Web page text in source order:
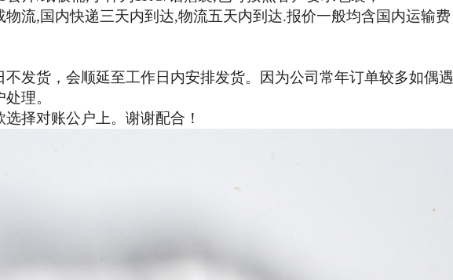
物流,国内快递三天内到达,物流五天内到达.报价一般均含国内运输费
不发货，会顺延至工作日内安排发货。因为公司常年订单较多如偶遇
理。
择对账公户上。谢谢配合！